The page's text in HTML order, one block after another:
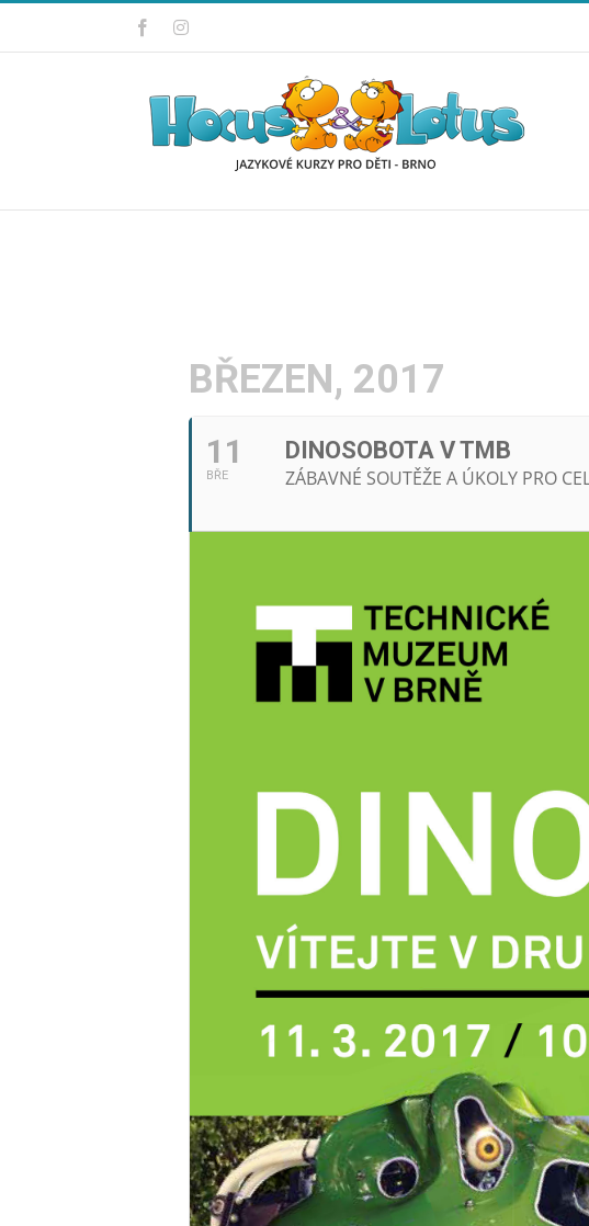
Přeskočit
obsah
FacebookInstagram
BŘEZEN, 2017
11
BŘE
DINOSOBOTA V TMB
ZÁBAVNÉ SOUTĚŽE A ÚKOLY PRO